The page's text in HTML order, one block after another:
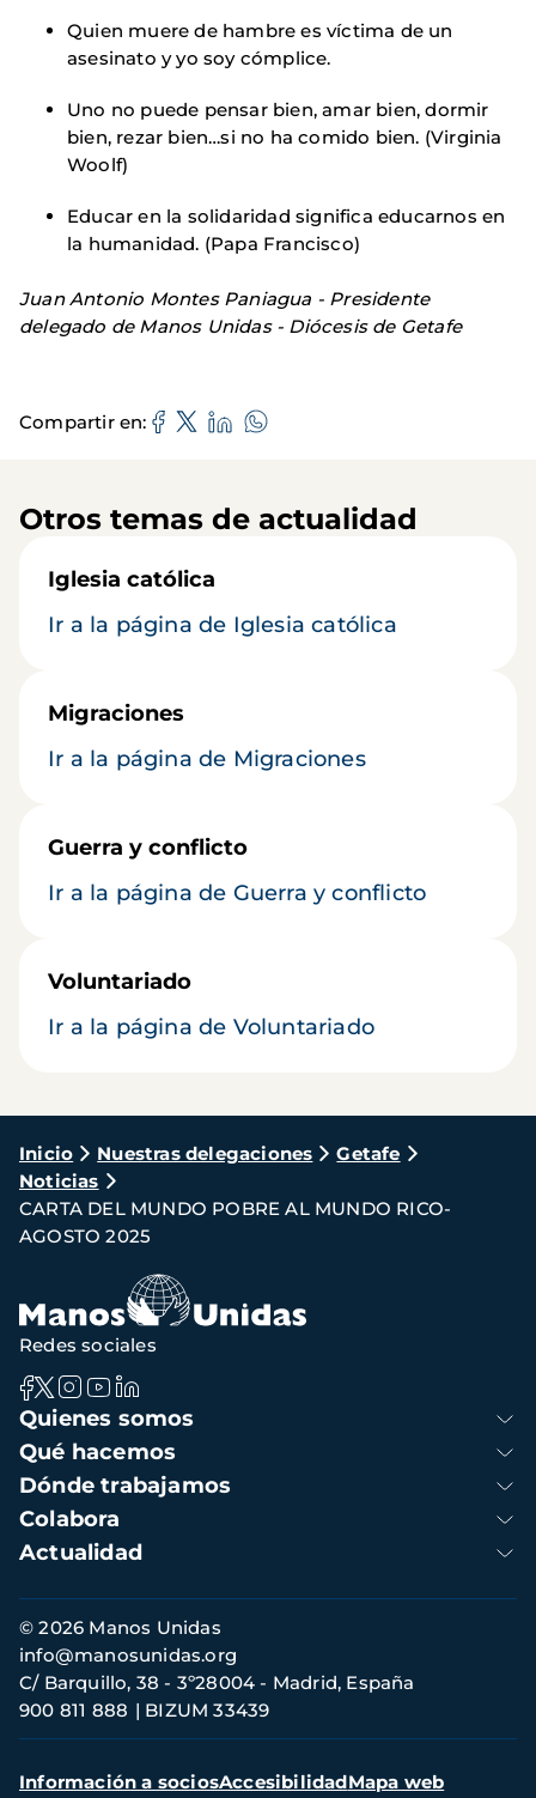
Quien muere de hambre es víctima de un
asesinato y yo soy cómplice.
Uno no puede pensar bien, amar bien, dormir
bien, rezar bien…si no ha comido bien. (Virginia
Woolf)
Educar en la solidaridad significa educarnos en
la humanidad. (Papa Francisco)
Juan Antonio Montes Paniagua - Presidente
delegado de Manos Unidas - Diócesis de Getafe
Compartir en
Otros temas de actualidad
Iglesia católica
Ir a la página de Iglesia católica
Migraciones
Ir a la página de Migraciones
Guerra y conflicto
Ir a la página de Guerra y conflicto
Voluntariado
Ir a la página de Voluntariado
Ruta
de
navegación
Inicio Nuestras delegaciones
Getafe
Noticias
CARTA DEL MUNDO POBRE AL MUNDO RICO-
AGOSTO 2025
Navegación
principal
Quienes somos
Qué hacemos
Dónde trabajamos
Colabora
Actualidad
Redes sociales
Información
de
contacto
© 2026 Manos Unidas
C/ Barquillo, 38 - 3º28004 - Madrid, España
900 811 888
BIZUM 33439
info@manosunidas.org
Menú
Información a sociosAccesibilidadMapa web